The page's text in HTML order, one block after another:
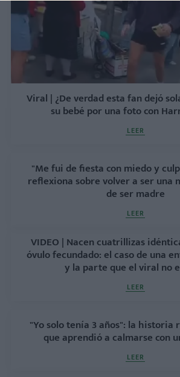
Viral | ¿De verdad esta fan dejó
su bebé por una foto con
LEER
"Me fui de fiesta con miedo y
reflexiona sobre volver a ser una
de ser madre
LEER
VIDEO | Nacen cuatrillizas
óvulo fecundado: el caso de una
y la parte que el viral no
LEER
"Yo solo tenía 3 años": la historia
que aprendió a calmarse con
LEER